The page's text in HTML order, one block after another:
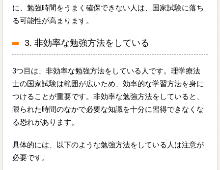
に、勉強時間をうまく確保できない人は、国家試験に落ち
る可能性が高まります。
3. 非効率な勉強方法をしている
3つ目は、非効率な勉強方法をしている人です。理学療法
士の国家試験は範囲が広いため、効率的な学習方法を身に
つけることが重要です。非効率な勉強方法をしていると、
限られた時間のなかで必要な知識を十分に習得できなくな
る恐れがあります。
具体的には、以下のような勉強方法をしている人は注意が
必要です。